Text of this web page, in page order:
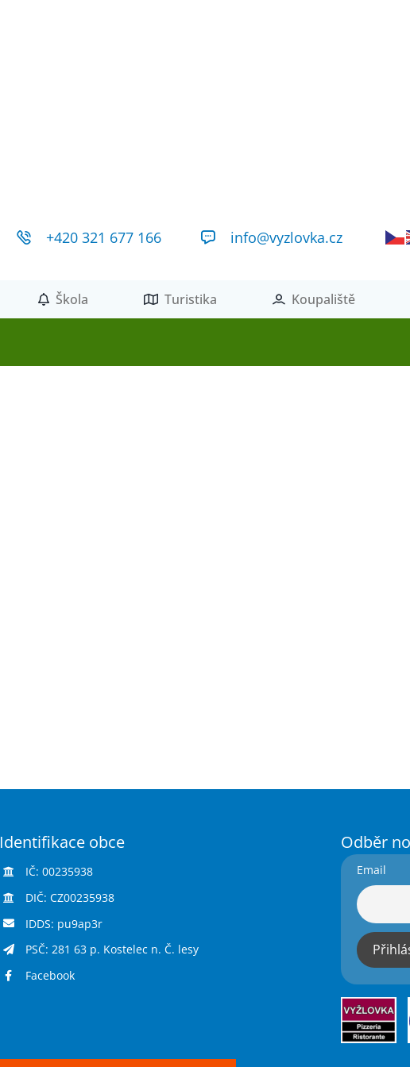
+420 321 677 166 info@vyzlovka.cz
Škola Turistika Koupaliště
Identifikace obce
IČ: 00235938
DIČ: CZ00235938
IDDS: pu9ap3r
PSČ: 281 63 p. Kostelec n. Č. lesy
Facebook
Odběr
Email